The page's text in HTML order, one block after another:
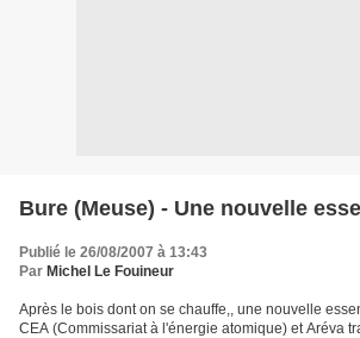
Bure (Meuse) - Une nouvelle
Publié le 26/08/2007 à 13:43
Par Michel Le Fouineur
Après le bois dont on se chauffe,, une nouvelle
CEA (Commissariat à l'énergie atomique) et Aréva